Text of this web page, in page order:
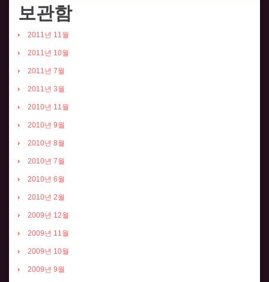
보관함
2011년 11월
2011년 10월
2011년 7월
2011년 3월
2010년 11월
2010년 9월
2010년 8월
2010년 7월
2010년 6월
2010년 2월
2009년 12월
2009년 11월
2009년 10월
2009년 9월